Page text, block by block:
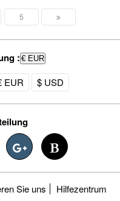
5
:€ EUR
EUR $ USD
Sie uns Hilfezentrum